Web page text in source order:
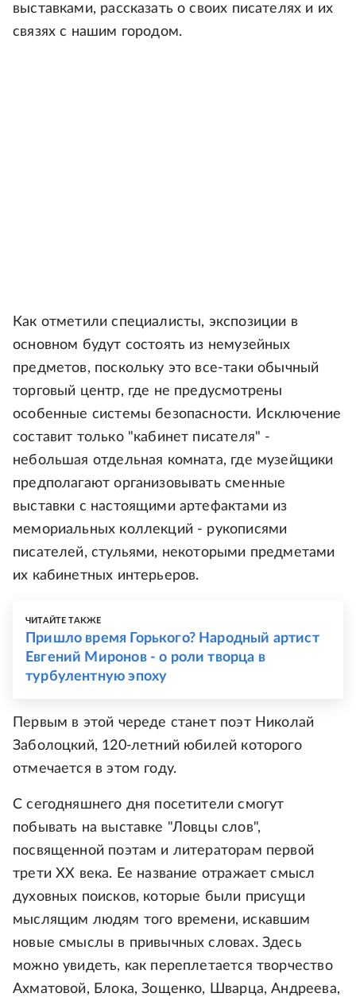
выставками, рассказать о своих писателях и их
связях с нашим городом.
Как отметили специалисты, экспозиции в
основном будут состоять из немузейных
предметов, поскольку это все-таки обычный
торговый центр, где не предусмотрены
особенные системы безопасности. Исключение
составит только "кабинет писателя" -
небольшая отдельная комната, где музейщики
предполагают организовывать сменные
выставки с настоящими артефактами из
мемориальных коллекций - рукописями
писателей, стульями, некоторыми предметами
их кабинетных интерьеров.
ЧИТАЙТЕ ТАКЖЕ
Пришло время Горького? Народный артист
Евгений Миронов - о роли творца в
турбулентную эпоху
Первым в этой череде станет поэт Николай
Заболоцкий, 120-летний юбилей которого
отмечается в этом году.
С сегодняшнего дня посетители смогут
побывать на выставке "Ловцы слов",
посвященной поэтам и литераторам первой
трети ХХ века. Ее название отражает смысл
духовных поисков, которые были присущи
мыслящим людям того времени, искавшим
новые смыслы в привычных словах. Здесь
можно увидеть, как переплетается творчество
Ахматовой, Блока, Зощенко, Шварца, Андреева,